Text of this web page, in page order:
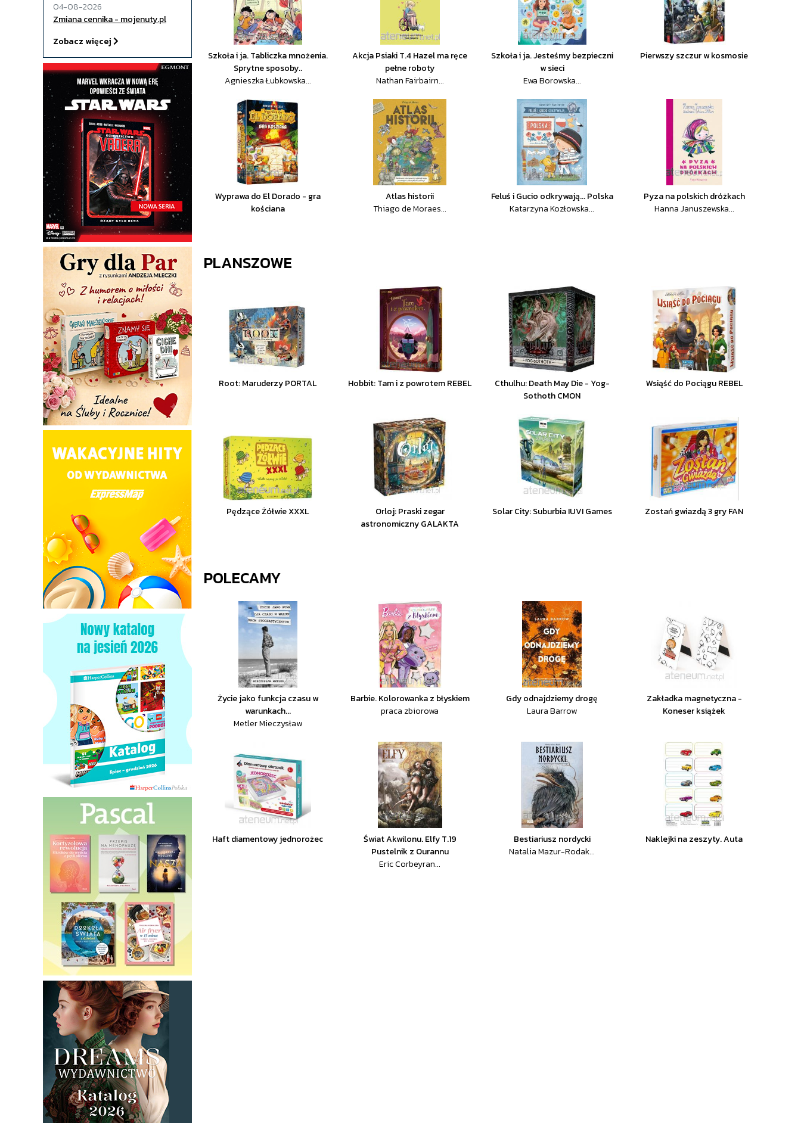
04-08-2026
Zmiana cennika - mojenuty.pl
Zobacz więcej
Szkoła i ja. Tabliczka mnożenia.
Sprytne sposoby..
Agnieszka Łubkowska...
Akcja Psiaki T.4 Hazel ma ręce
pełne roboty
Nathan Fairbairn...
Szkoła i ja. Jesteśmy bezpieczni
w sieci
Ewa Borowska...
Pierwszy szczur w kosmosie
Wyprawa do El Dorado - gra
kościana
Atlas historii
Thiago de Moraes...
Feluś i Gucio odkrywają... Polska
Katarzyna Kozłowska...
Pyza na polskich dróżkach
Hanna Januszewska...
PLANSZOWE
Root: Maruderzy PORTAL Hobbit: Tam i z powrotem REBEL
Cthulhu: Death May Die - Yog-
Sothoth CMON
Wsiąść do Pociągu REBEL
Pędzące Żółwie XXXL
Orloj: Praski zegar
astronomiczny GALAKTA
Solar City: Suburbia IUVI Games Zostań gwiazdą 3 gry FAN
POLECAMY
Życie jako funkcja czasu w
warunkach...
Metler Mieczysław
Barbie. Kolorowanka z błyskiem
praca zbiorowa
Gdy odnajdziemy drogę
Laura Barrow
Zakładka magnetyczna -
Koneser książek
Haft diamentowy jednorożec
Świat Akwilonu. Elfy T.19
Pustelnik z Ourannu
Eric Corbeyran...
Bestiariusz nordycki
Natalia Mazur-Rodak...
Naklejki na zeszyty. Auta